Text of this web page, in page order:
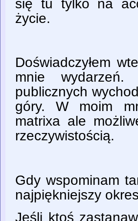
się tu tylko na
życie.
Doświadczyłem
mnie
publicznych
góry. W moim
matrixa ale
rzeczywistością.
Gdy wspominam
najpiękniejszy
Jeśli ktoś